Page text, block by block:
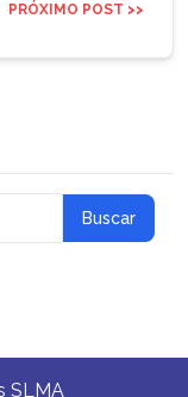
PRÓXIMO POST >>
SLMA